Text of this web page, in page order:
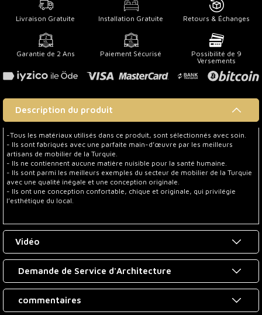
Livraison Gratuite Installation Gratuite Retours & Échanges
Garantie de 2 Ans Paiement Sécurisé
Possibilité de 9
Versements
Description du produit
-Tous les matériaux utilisés dans ce produit, sont sélectionnés avec soin.
- Ils sont fabriqués avec une parfaite main-d’œuvre par les meilleurs
artisans de mobilier de la Turquie.
- Ils ne contiennent aucune matière nuisible pour la santé humaine.
- Ils sont parmi les meilleurs exemples du secteur de mobilier de la Turquie
avec une qualité inégale et une conception originale.
- Ils ont une conception confortable, chique et originale, qui privilégie
l’esthétique du local.
Vidéo
Demande de Service d'Architecture
commentaires